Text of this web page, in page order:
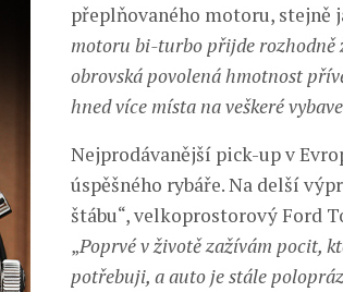
přeplňovaného motoru,
motoru bi-turbo přijde rozhodně
obrovská povolená hmotnost
hned více místa na veškeré
Nejprodávanější pick-up v
úspěšného rybáře. Na delší
štábu“, velkoprostorový Ford
„Poprvé v životě zažívám pocit,
potřebuji, a auto je stále